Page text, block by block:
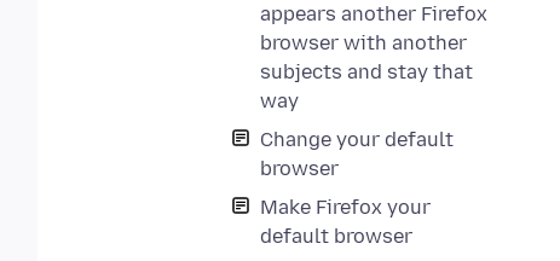
appears another Firefox
browser with another
subjects and stay that
way
Change your default
browser
Make Firefox your
default browser